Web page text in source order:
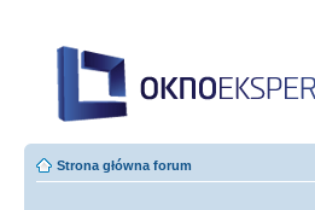
Strona główna forum